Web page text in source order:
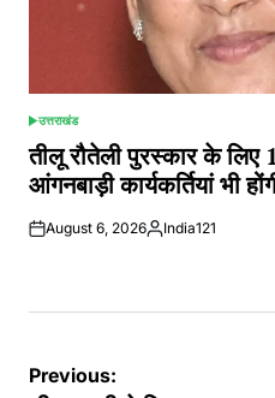
POSTED
IN
उत्तराखंड
तीलू रौतेली पुरस्कार के
आंगनबाड़ी कार्यकर्तियां भी
August 6, 2026Posted
India121
Post
Previous: